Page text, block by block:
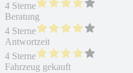
4 Sterne
Beratung
4 Sterne
Antwortzeit
4 Sterne
Fahrzeug gekauft